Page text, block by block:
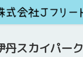
スカイパーク